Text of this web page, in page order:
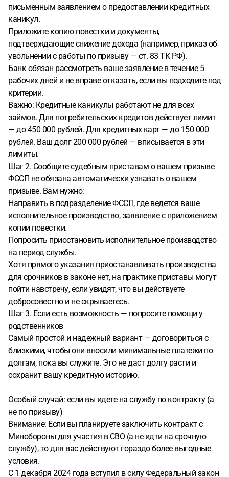
письменным заявлением о предоставлении кредитных
каникул.
Приложите копию повестки и документы,
подтверждающие снижение дохода (например, приказ об
увольнении с работы по призыву — ст. 83 ТК РФ).
Банк обязан рассмотреть ваше заявление в течение 5
рабочих дней и не вправе отказать, если вы подходите под
критерии.
Важно: Кредитные каникулы работают не для всех
займов. Для потребительских кредитов действует лимит
— до 450 000 рублей. Для кредитных карт — до 150 000
рублей. Ваш долг 200 000 рублей — вписывается в эти
лимиты.
Шаг 2. Сообщите судебным приставам о вашем призыве
ФССП не обязана автоматически узнавать о вашем
призыве. Вам нужно:
Направить в подразделение ФССП, где ведется ваше
исполнительное производство, заявление с приложением
копии повестки.
Попросить приостановить исполнительное производство
на период службы.
Хотя прямого указания приостанавливать производства
для срочников в законе нет, на практике приставы могут
пойти навстречу, если увидят, что вы действуете
добросовестно и не скрываетесь.
Шаг 3. Если есть возможность — попросите помощи у
родственников
Самый простой и надежный вариант — договориться с
близкими, чтобы они вносили минимальные платежи по
долгам, пока вы служите. Это не даст долгу расти и
сохранит вашу кредитную историю.
Особый случай: если вы идете на службу по контракту (а
не по призыву)
Внимание: Если вы планируете заключить контракт с
Минобороны для участия в СВО (а не идти на срочную
службу), то для вас действуют гораздо более выгодные
условия.
С 1 декабря 2024 года вступил в силу Федеральный закон